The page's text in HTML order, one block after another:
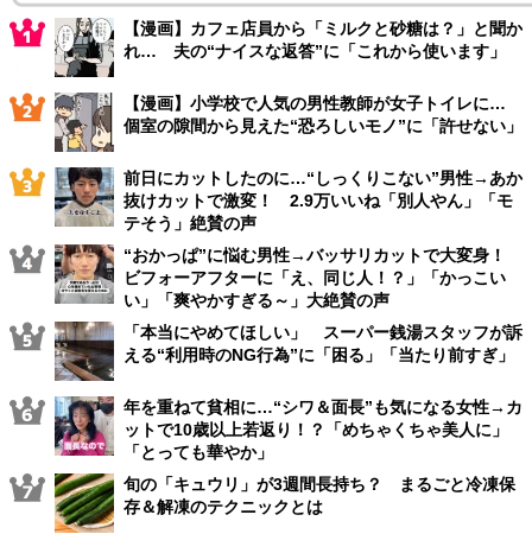
【漫画】カフェ店員から「ミルクと砂糖は？」と聞か
れ… 夫の“ナイスな返答”に「これから使います」
【漫画】小学校で人気の男性教師が女子トイレに…
個室の隙間から見えた“恐ろしいモノ”に「許せない」
前日にカットしたのに…“しっくりこない”男性→あか
抜けカットで激変！ 2.9万いいね「別人やん」「モ
テそう」絶賛の声
“おかっぱ”に悩む男性→バッサリカットで大変身！
ビフォーアフターに「え、同じ人！？」「かっこい
い」「爽やかすぎる～」大絶賛の声
「本当にやめてほしい」 スーパー銭湯スタッフが訴
える“利用時のNG行為”に「困る」「当たり前すぎ」
年を重ねて貧相に…“シワ＆面長”も気になる女性→カ
ットで10歳以上若返り！？「めちゃくちゃ美人に」
「とっても華やか」
旬の「キュウリ」が3週間長持ち？ まるごと冷凍保
存＆解凍のテクニックとは